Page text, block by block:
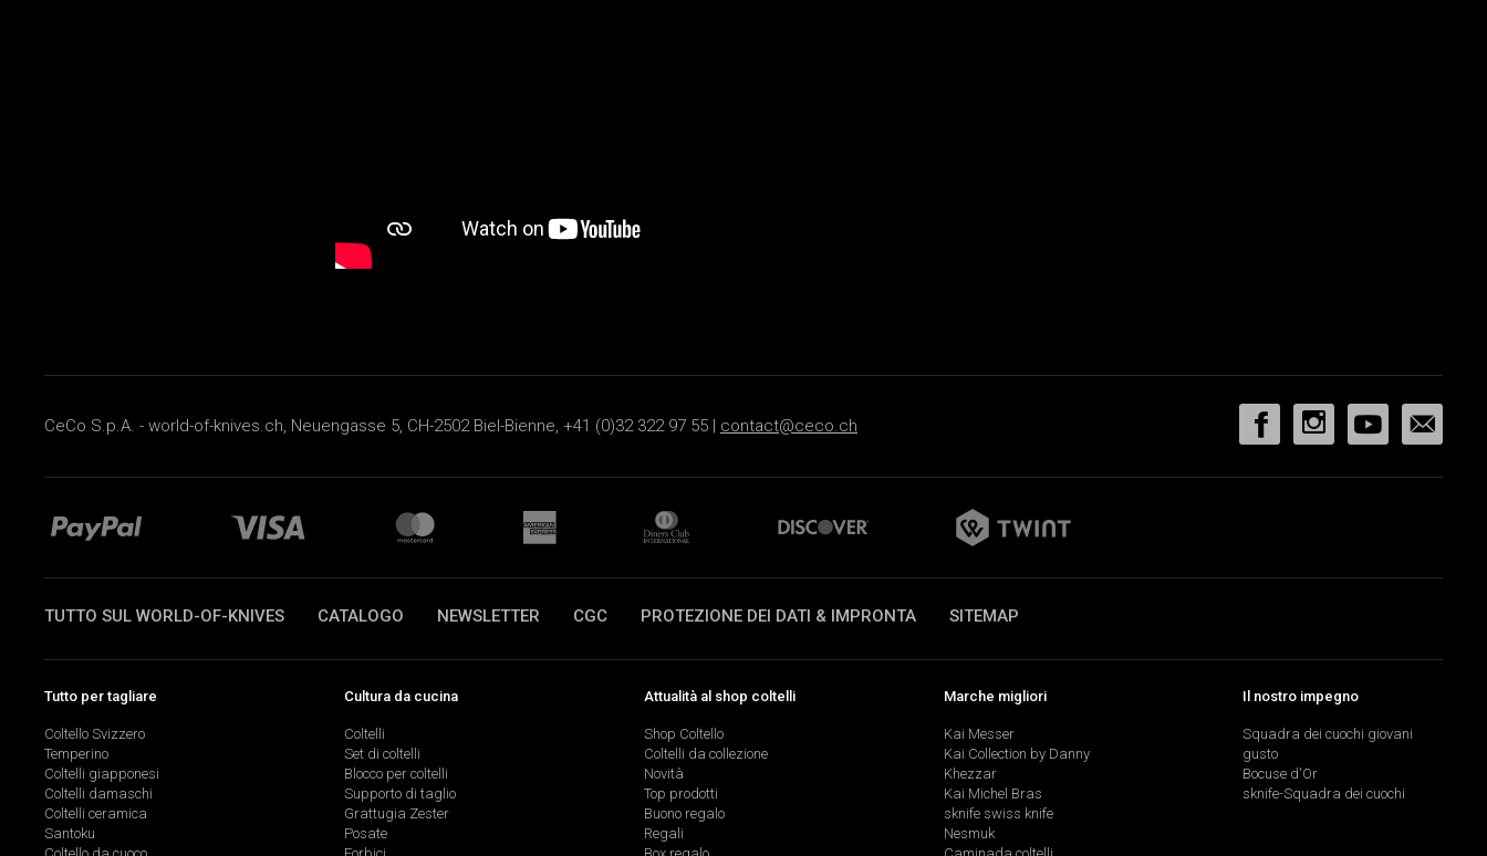
CeCo S.p.A. - world-of-knives.ch, Neuengasse 5, CH-2502 Biel-Bienne, +41 (0)32 322 97 55 | contact@ceco.ch
TUTTO SUL WORLD-OF-KNIVES CATALOGO NEWSLETTER CGC PROTEZIONE DEI DATI & IMPRONTA SITEMAP
Tutto per tagliare
Coltello Svizzero
Temperino
Coltelli giapponesi
Coltelli damaschi
Coltelli ceramica
Santoku
Cultura da cucina
Coltelli
Set di coltelli
Blocco per coltelli
Supporto di taglio
Grattugia Zester
Posate
Attualità al shop coltelli
Shop Coltello
Coltelli da collezione
Novità
Top prodotti
Buono regalo
Regali
Marche migliori
Kai Messer
Kai Collection by Danny
Khezzar
Kai Michel Bras
sknife swiss knife
Nesmuk
Il nostro impegno
Squadra dei cuochi giovani
gusto
Bocuse d'Or
sknife-Squadra dei cuochi